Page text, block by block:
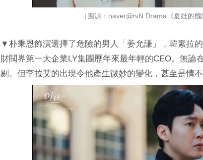
（圖源：naver@tvN Drama《夏娃的醜
▼朴秉恩飾演選擇了危險的男人「姜允謙」，韓素拉
財閥界第一大企業LY集團歷年來最年輕的CEO。無論
剔。但李拉艾的出現令他產生微妙的變化，甚至是情